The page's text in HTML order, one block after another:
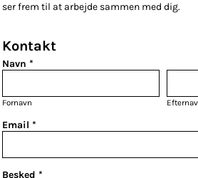
ser frem til at arbejde sammen med dig.
Kontakt
Navn *
Fornavn
Email *
Besked *